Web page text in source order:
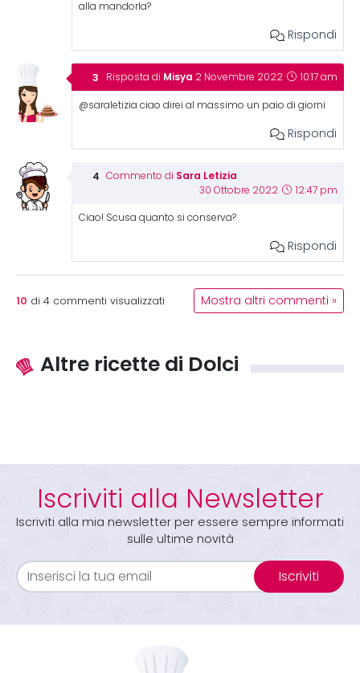
alla mandorla?
Rispondi
Risposta di Misya 2 Novembre 2022 10:17 am
@saraletizia ciao direi al massimo un paio di giorni
Rispondi
Commento di Sara Letizia
30 Ottobre 2022 12:47 pm
Ciao! Scusa quanto si conserva?
Rispondi
10 di 4 commenti visualizzati Mostra altri commenti »
Altre ricette di Dolci
Iscriviti alla Newsletter
Iscriviti alla mia newsletter per essere sempre informati
sulle ultime novità
Iscriviti